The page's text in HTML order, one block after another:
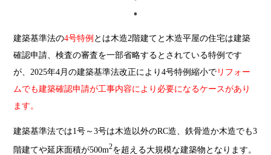
建築基準法の4号特例 とは木造2階建てと木造平屋の住宅は建築
確認申請、検査の審査を一部省略するとされている特例です
が、2025年4月の建築基準法改正により4号特例縮小で リフォー
ムでも建築確認申請が工事内容により必要になるケースがあり
ます。
建築基準法では1号～3号は木造以外のRC造、鉄骨造か木造でも3
階建てや延床面積が500m2を超える大規模な建築物となります。